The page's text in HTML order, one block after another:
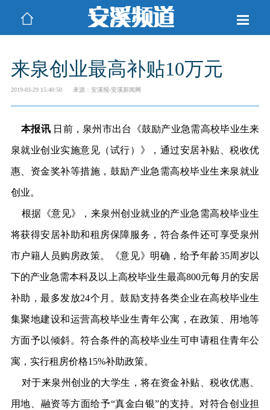
来泉创业最高补贴10万元
2019-03-29 15:40:50 来源：安溪报-安溪新闻网
本报讯日前，泉州市出台《鼓励产业急需高校毕业生来
泉就业创业实施意见（试行）》，通过安居补贴、税收优
惠、资金奖补等措施，鼓励产业急需高校毕业生来泉就业
创业。
根据《意见》，来泉州创业就业的产业急需高校毕业生
将获得安居补助和租房保障服务，符合条件还可享受泉州
市户籍人员购房政策。《意见》明确，给予年龄35周岁以
下的产业急需本科及以上高校毕业生最高800元每月的安居
补助，最多发放24个月。鼓励支持各类企业在高校毕业生
集聚地建设和运营高校毕业生青年公寓，在政策、用地等
方面予以倾斜。符合条件的高校毕业生可申请租住青年公
寓，实行租房价格15%补助政策。
对于来泉州创业的大学生，将在资金补贴、税收优惠、
用地、融资等方面给予“真金白银”的支持。对符合创业担